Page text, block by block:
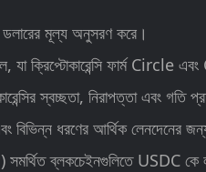
ডলারের মূল্য অনুসরণ করে।
যা ক্রিপ্টোকারেন্সি ফার্ম
স্বচ্ছতা, নিরাপত্তা এবং গতি
বিভিন্ন ধরণের আর্থিক লেনদেনের
সমর্থিত ব্লকচেইনগুলিতে USDC কে